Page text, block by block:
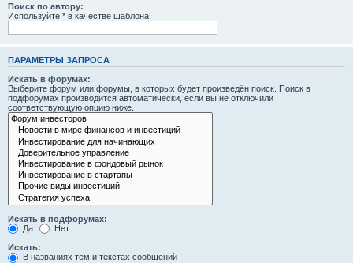
Поиск по автору:
Используйте * в качестве шаблона.
ПАРАМЕТРЫ ЗАПРОСА
Искать в форумах:
Выберите форум или форумы, в которых будет произведён поиск. Поиск в
подфорумах производится автоматически, если вы не отключили
соответствующую опцию ниже.
Искать в подфорумах:
Да
Нет
Искать:
В названиях тем и текстах сообщений